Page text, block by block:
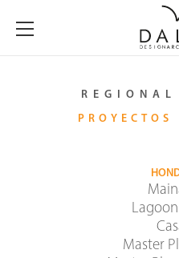
REGIONAL
PROYECTOS
Master